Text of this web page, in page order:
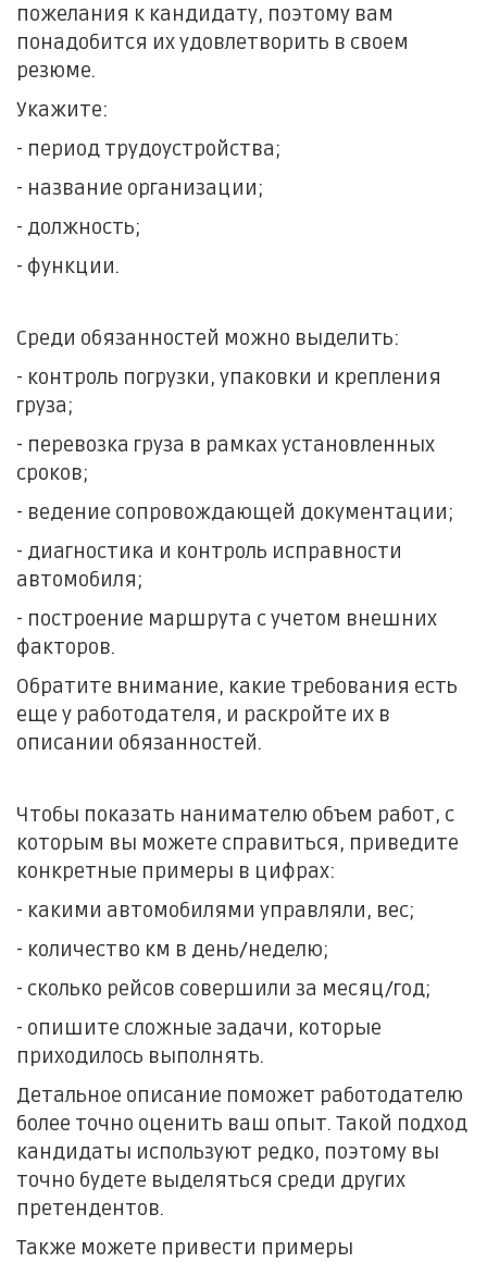
пожелания к кандидату, поэтому вам
понадобится их удовлетворить в своем
резюме.
Укажите:
- период трудоустройства;
- название организации;
- должность;
- функции.
Среди обязанностей можно выделить:
- контроль погрузки, упаковки и крепления
груза;
- перевозка груза в рамках установленных
сроков;
- ведение сопровождающей документации;
- диагностика и контроль исправности
автомобиля;
- построение маршрута с учетом внешних
факторов.
Обратите внимание, какие требования есть
еще у работодателя, и раскройте их в
описании обязанностей.
Чтобы показать нанимателю объем работ, с
которым вы можете справиться, приведите
конкретные примеры в цифрах:
- какими автомобилями управляли, вес;
- количество км в день/неделю;
- сколько рейсов совершили за месяц/год;
- опишите сложные задачи, которые
приходилось выполнять.
Детальное описание поможет работодателю
более точно оценить ваш опыт. Такой подход
кандидаты используют редко, поэтому вы
точно будете выделяться среди других
претендентов.
Также можете привести примеры